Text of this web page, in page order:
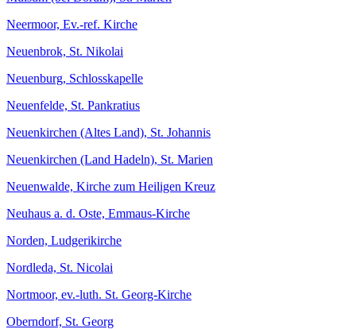
Neermoor, Ev.-ref. Kirche
Neuenbrok, St. Nikolai
Neuenburg, Schlosskapelle
Neuenfelde, St. Pankratius
Neuenkirchen (Altes Land), St. Johannis
Neuenkirchen (Land Hadeln), St. Marien
Neuenwalde, Kirche zum Heiligen Kreuz
Neuhaus a. d. Oste, Emmaus-Kirche
Norden, Ludgerikirche
Nordleda, St. Nicolai
Nortmoor, ev.-luth. St. Georg-Kirche
Oberndorf, St. Georg